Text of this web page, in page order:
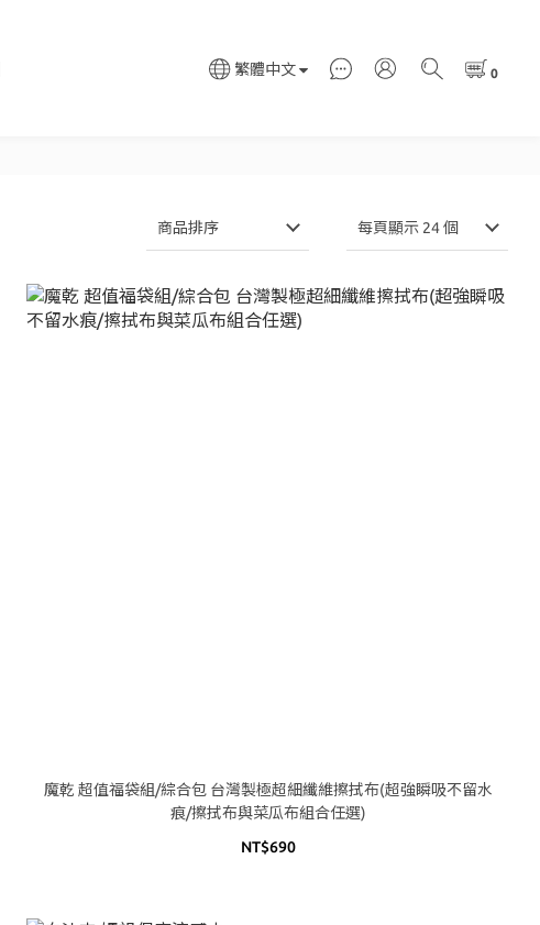
繁體中文
商品排序 每頁顯示 24 個
魔乾 超值福袋組/綜合包 台灣製極超細纖維擦拭布(超強瞬吸不留水
痕/擦拭布與菜瓜布組合任選)
NT$690